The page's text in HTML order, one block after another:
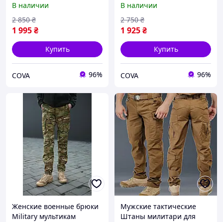
штаны для силовых
структур черные
В наличии
1 995₴
2 850 ₴
Купить
COVA 96%
штаны для силовых
структур койот
В наличии
1 925₴
2 750 ₴
Купить
COVA 96%
Женские военные брюки
Military мультикам
Мужские тактические
Штаны милитари для